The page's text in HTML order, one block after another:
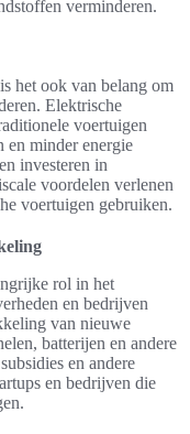
verminderen.
het ook van belang om
Elektrische
voertuigen
en minder energie
investeren in
voordelen verlenen
voertuigen gebruiken.
rol in het
en bedrijven
van nieuwe
batterijen en andere
en andere
en bedrijven die